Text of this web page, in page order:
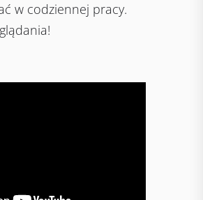
w codziennej pracy.